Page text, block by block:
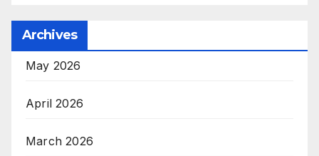
Archives
May 2026
April 2026
March 2026